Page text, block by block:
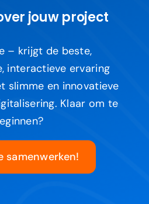
jouw project
– krijgt de beste,
interactieve ervaring
slimme en innovatieve
Klaar om te
samenwerken!